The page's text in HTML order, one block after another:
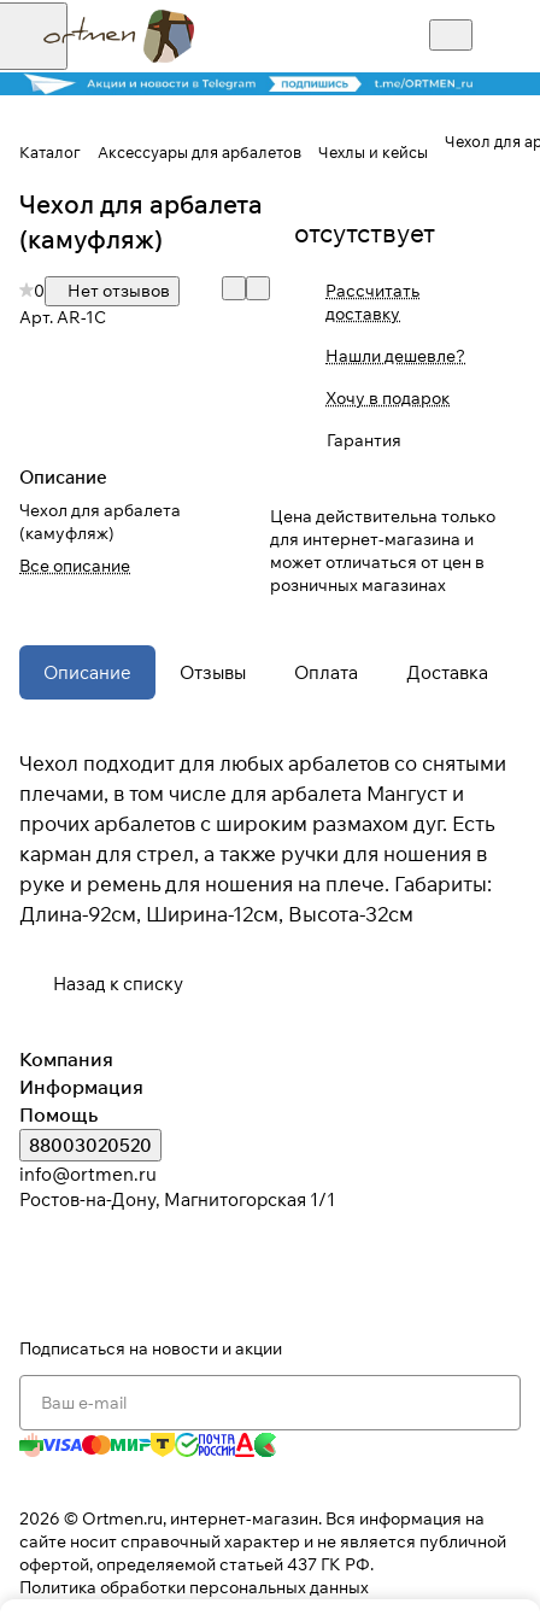
Каталог Аксессуары для арбалетов Чехлы и кейсы
Чехол для
Чехол для арбалета
(камуфляж)
0
Нет отзывов
Арт.AR-1C
Описание
Чехол для арбалета
(камуфляж)
Все описание
отсутствует
Рассчитать
доставку
Нашли дешевле?
Хочу в подарок
Гарантия
Цена действительна только
для интернет-магазина и
может отличаться от цен в
розничных магазинах
Описание Отзывы Оплата Доставка
Чехол подходит для любых арбалетов со снятыми
плечами, в том числе для арбалета Мангуст и
прочих арбалетов с широким размахом дуг. Есть
карман для стрел, а также ручки для ношения в
руке и ремень для ношения на плече. Габариты:
Длина-92см, Ширина-12см, Высота-32см
Назад к списку
Для клиентов всех банков
Разбейте
оплату на части
При оформлении заказа
Оплачивайте сегодня только
Получайте товар
выбранный способом
Оставшиеся75% будут
списыватьсяс вашей карты
Подробнее
об оплате Плайтом
недели
plait.ru
Компания
Информация
Помощь
88003020520
info@ortmen.ru
Ростов-на-Дону, Магнитогорская 1/1
Подписаться на новости и акции
2026 © Ortmen.ru, интернет-магазин. Вся информация на
сайте носит справочный характер и не является публичной
офертой, определяемой статьей 437 ГК РФ.
Политика обработки персональных данных